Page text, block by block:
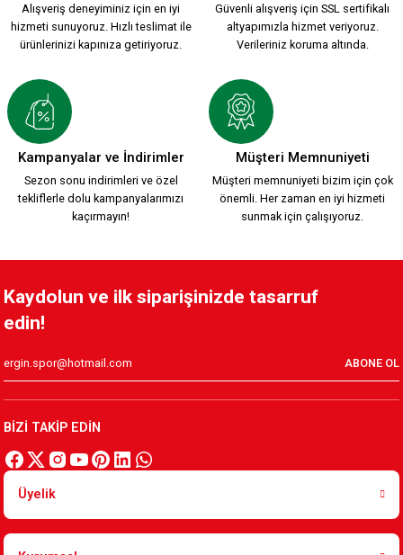
KARŞIYAKA NAKIŞ LOGO HAKİ POLAR FERMUARLI
1.749,90 TL
HUMMEL LINE ZIP JACKET S.
2.599,90 TL
HUMMEL 2026-2027 YENİ SEZON ÇUBUKLU FORMAMIZ
2.200,00 TL
Alışveriş deneyiminiz için en iyi
hizmeti sunuyoruz. Hızlı teslimat ile
ürünlerinizi kapınıza getiriyoruz.
Güvenli alışveriş için SSL sertifikalı
altyapımızla hizmet veriyoruz.
Verileriniz koruma altında.
Kampanyalar ve İndirimler
Sezon sonu indirimleri ve özel
tekliflerle dolu kampanyalarımızı
kaçırmayın!
Müşteri Memnuniyeti
Müşteri memnuniyeti bizim için çok
önemli. Her zaman en iyi hizmeti
sunmak için çalışıyoruz.
Kaydolun ve ilk siparişinizde tasarruf
edin!
ABONE OL
BİZİ TAKİP EDİN
Üyelik